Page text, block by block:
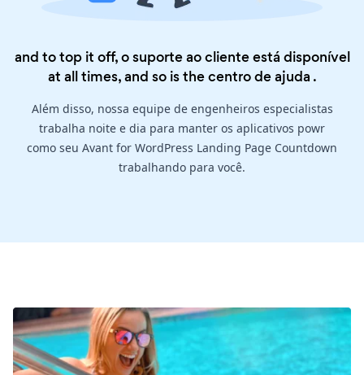
and to top it off, o suporte ao cliente está disponível
at all times, and so is thecentro de ajuda .
Além disso, nossa equipe de engenheiros especialistas
trabalha noite e dia para manter os aplicativos powr
como seu Avant for WordPress Landing Page Countdown
trabalhando para você.